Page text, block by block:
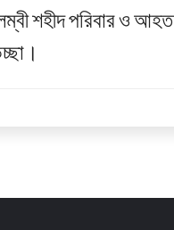
শহীদ পরিবার ও আহত